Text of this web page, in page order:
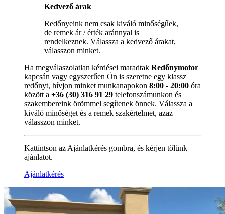
Kedvező árak
Redőnyeink nem csak kiváló minőségűek,
de remek ár / érték aránnyal is
rendelkeznek. Válassza a kedvező árakat,
válasszon minket.
Ha megválaszolatlan kérdései maradtak Redőnymotor
kapcsán vagy egyszerűen Ön is szeretne egy klassz
redőnyt, hívjon minket munkanapokon 8:00 - 20:00 óra
között a +36 (30) 316 91 29 telefonszámunkon és
szakembereink örömmel segítenek önnek. Válassza a
kiváló minőséget és a remek szakértelmet, azaz
válasszon minket.
Kattintson az Ajánlatkérés gombra, és kérjen tőlünk
ajánlatot.
Ajánlatkérés